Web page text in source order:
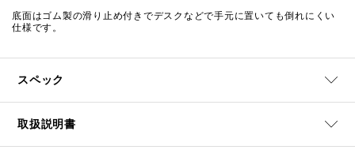
底面はゴム製の滑り止め付きでデスクなどで手元に置いても倒れにくい
仕様です。
スペック
取扱説明書